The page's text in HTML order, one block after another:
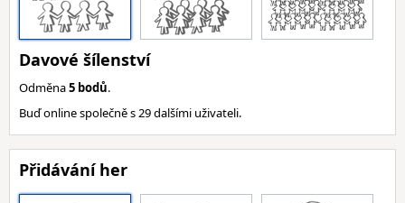
Davové šílenství
Odměna5 bodů.
Buď online společně s 29 dalšími uživateli.
Přidávání her